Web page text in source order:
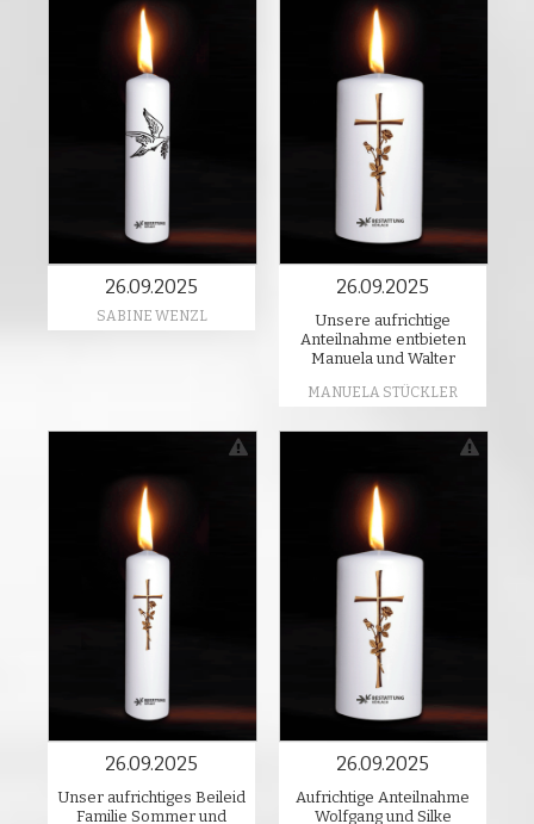
26.09.2025
SABINE WENZL
26.09.2025
Unsere aufrichtige
Anteilnahme entbieten
Manuela und Walter
MANUELA STÜCKLER
26.09.2025
Unser aufrichtiges Beileid
Familie Sommer und
26.09.2025
Aufrichtige Anteilnahme
Wolfgang und Silke